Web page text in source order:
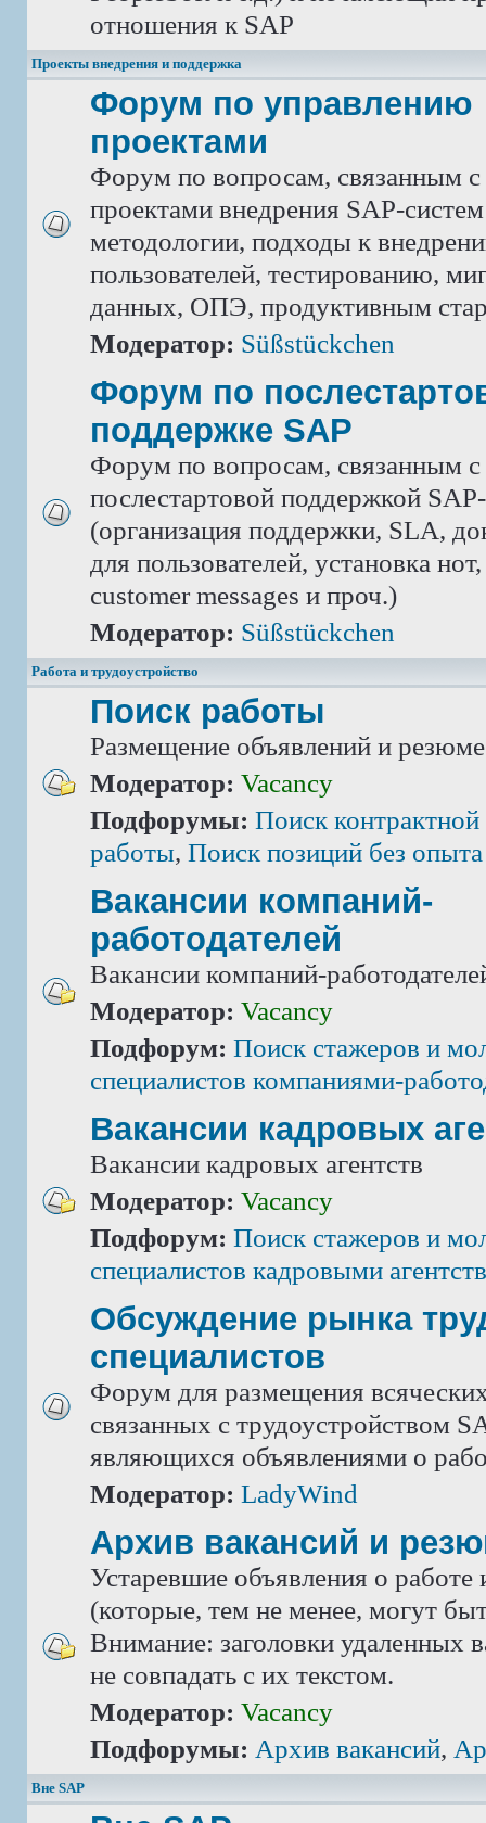
отношения к SAP
Проекты внедрения и поддержка
Форум по управлению
проектами
Форум по вопросам, связанным с
проектами внедрения SAP-
методологии, подходы к
пользователей, тестированию,
данных, ОПЭ, продуктивным
Модератор: Süßstückchen
Форум по
поддержке SAP
Форум по вопросам, связанным с
послестартовой поддержкой
(организация поддержки, SLA,
для пользователей, установка
customer messages и проч.)
Модератор: Süßstückchen
Работа и трудоустройство
Поиск работы
Размещение объявлений и резюме
Модератор: Vacancy
Подфорумы: Поиск
работы, Поиск позиций без
Вакансии компаний-
работодателей
Вакансии компаний-
Модератор: Vacancy
Подфорум: Поиск стажеров и
специалистов компаниями-
Вакансии кадровых
Вакансии кадровых агентств
Модератор: Vacancy
Подфорум: Поиск стажеров и
специалистов кадровыми
Обсуждение рынка
специалистов
Форум для размещения
связанных с трудоустройством
являющихся объявлениями о
Модератор: LadyWind
Архив вакансий и
Устаревшие объявления о работе
(которые, тем не менее, могут
Внимание: заголовки удаленных
не совпадать с их текстом.
Модератор: Vacancy
Подфорумы: Архив вакансий,
Вне SAP